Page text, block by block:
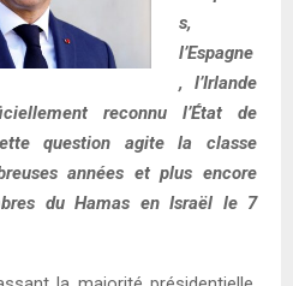
s,
l’Espagne
, l’Irlande
reconnu l’État de
question agite la classe
années et plus encore
du Hamas en Israël le 7